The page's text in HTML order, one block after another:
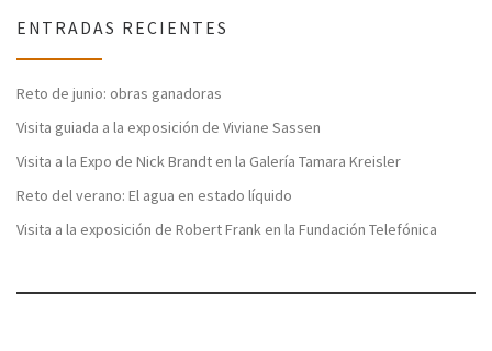
ENTRADAS RECIENTES
Reto de junio: obras ganadoras
Visita guiada a la exposición de Viviane Sassen
Visita a la Expo de Nick Brandt en la Galería Tamara Kreisler
Reto del verano: El agua en estado líquido
Visita a la exposición de Robert Frank en la Fundación Telefónica